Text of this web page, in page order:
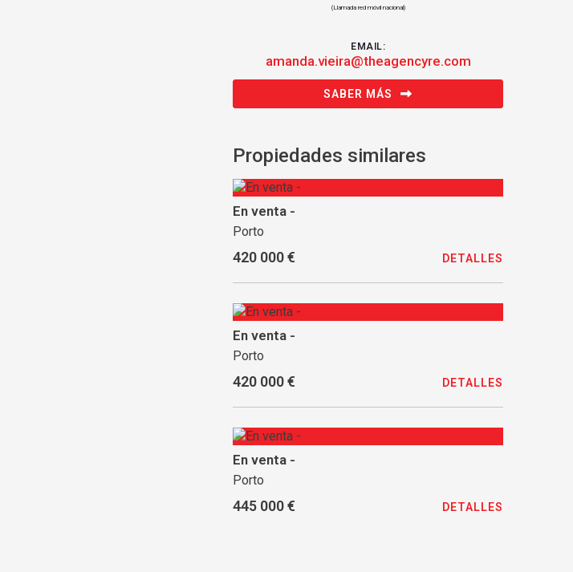
(Llamada red móvil nacional)
EMAIL:
amanda.vieira@theagencyre.com
SABER MÁS
Propiedades similares
En venta -
Porto
420 000 € DETALLES
En venta -
Porto
420 000 € DETALLES
En venta -
Porto
445 000 € DETALLES